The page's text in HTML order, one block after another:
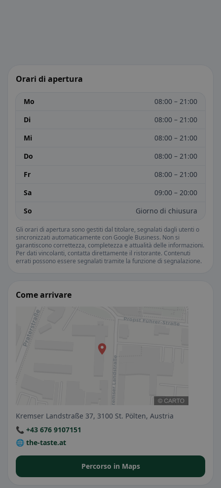
Orari di apertura
Mo
08:00 – 21:00
Di
08:00 – 21:00
Mi
08:00 – 21:00
Do
08:00 – 21:00
Fr
08:00 – 21:00
Sa
09:00 – 20:00
So
Giorno di chiusura
Gli orari di apertura sono gestiti dal titolare, segnalati dagli utenti o
sincronizzati automaticamente con Google Business. Non si
garantiscono correttezza, completezza e attualità delle informazioni.
Per dati vincolanti, contatta direttamente il ristorante. Contenuti
errati possono essere segnalati tramite la funzione di segnalazione.
Come arrivare
Kremser Landstraße 37, 3100 St. Pölten, Austria
📞 +43 676 9107151
🌐 the-taste.at
Percorso in Maps